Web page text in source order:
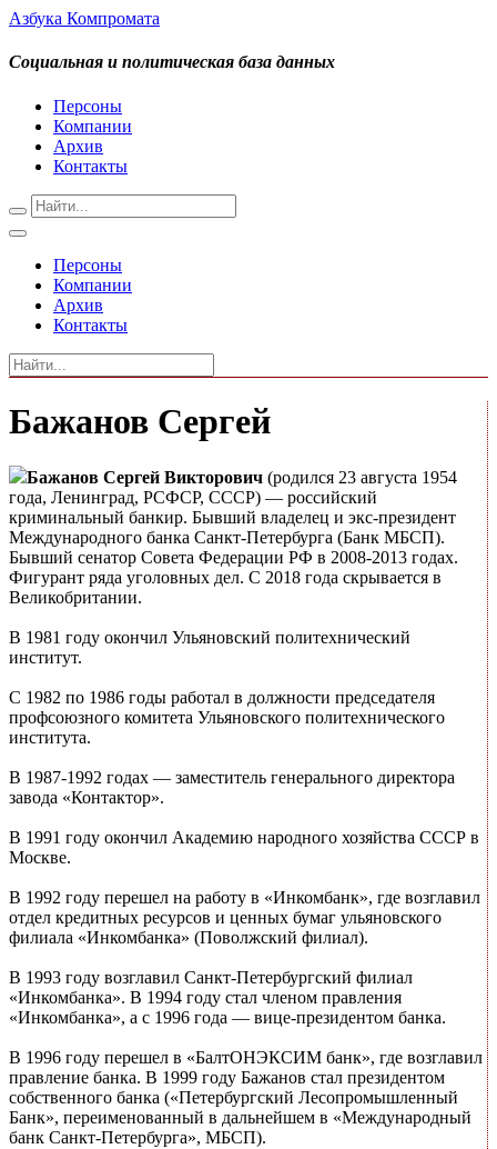
Азбука Компромата
Социальная и политическая база данных
Персоны
Компании
Архив
Контакты
Персоны
Компании
Архив
Контакты
Бажанов Сергей
Бажанов Сергей Викторович (родился 23 августа 1954
года, Ленинград, РСФСР, СССР) — российский
криминальный банкир. Бывший владелец и экс-президент
Международного банка Санкт-Петербурга (Банк МБСП).
Бывший сенатор Совета Федерации РФ в 2008-2013 годах.
Фигурант ряда уголовных дел. С 2018 года скрывается в
Великобритании.
В 1981 году окончил Ульяновский политехнический
институт.
С 1982 по 1986 годы работал в должности председателя
профсоюзного комитета Ульяновского политехнического
института.
В 1987-1992 годах — заместитель генерального директора
завода «Контактор».
В 1991 году окончил Академию народного хозяйства СССР в
Москве.
В 1992 году перешел на работу в «Инкомбанк», где возглавил
отдел кредитных ресурсов и ценных бумаг ульяновского
филиала «Инкомбанка» (Поволжский филиал).
В 1993 году возглавил Санкт-Петербургский филиал
«Инкомбанка». В 1994 году стал членом правления
«Инкомбанка», а с 1996 года — вице-президентом банка.
В 1996 году перешел в «БалтОНЭКСИМ банк», где возглавил
правление банка. В 1999 году Бажанов стал президентом
собственного банка («Петербургский Лесопромышленный
Банк», переименованный в дальнейшем в «Международный
банк Санкт-Петербурга», МБСП).